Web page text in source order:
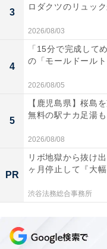
武蔵国の藩撰地誌『
逸話が残っています。
「鎌倉幕府の頃。も
ある年6月、執権の
の山深いところから
たえ、氷取沢村に名
また、鎌倉時代の歴
も「火取澤」の記録
一方、この地を開拓
「氷取」に転訛（て
す。
3
ロダクツのリュッ
2026/08/03
4
「15分で完成して
の「モールドール
2026/08/05
5
【鹿児島県】桜島
無料の駅ナカ足湯
2026/08/08
PR
リボ地獄から抜け
ヶ月停止して『大
渋谷法務総合事務所